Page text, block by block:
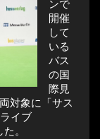
ンで
開催
して
いる
バス
の国
際見
対象に「サス
イブ
。